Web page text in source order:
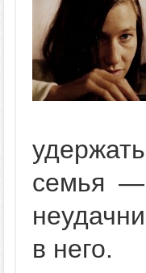
семья
в него.